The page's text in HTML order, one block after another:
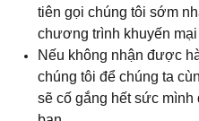
tiên gọi chúng tôi sớm
chương trình khuyến
Nếu không nhận được
chúng tôi để chúng ta
sẽ cố gắng hết sức